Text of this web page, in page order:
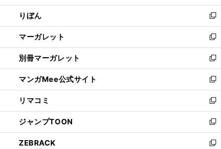
開
く
ウ
で
開
く
ン
ド
ウ
で
開
く
ウ
ィ
ン
ド
ウ
で
開
く
りぼん
新
し
い
ウ
ィ
ン
ド
ウ
で
開
く
マーガレット
新
し
い
ウ
ィ
ン
ド
ウ
で
開
く
別冊マーガレット
新
し
い
ウ
ィ
ン
ド
ウ
で
マンガMee公式サイト
新
し
い
ウ
ィ
ン
ド
リマコミ
新
し
い
ウ
ィ
ジャンプTOON
新
し
い
ZEBRACK 新